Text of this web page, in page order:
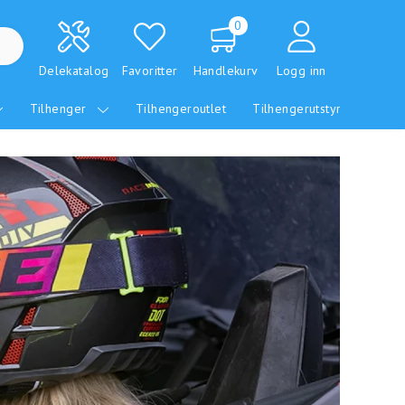
Delekatalog Favoritter
0
Handlekurv Logg inn
Tilhenger Tilhengeroutlet Tilhengerutstyr